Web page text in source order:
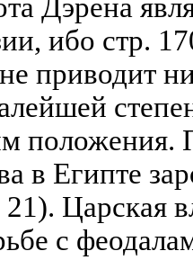
Дэрена
ибо стр.
приводит
положения.
в Египте
Царская
с